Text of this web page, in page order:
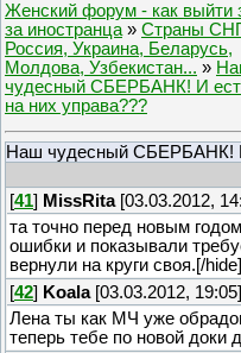
Женский форум - как выйти
за иностранца » Страны
Россия, Украина, Беларусь,
Молдова, Узбекистан... »
чудесный СБЕРБАНК! И
на них управа???
Наш чудесный СБЕРБАНК!
[41] MissRita[03.03.2012,
та точно перед новым
ошибки и показывали
вернули на круги своя.[/hide]
[42] Koala[03.03.2012, 19:05]
Лена ты как МЧ уже
теперь тебе по новой доки